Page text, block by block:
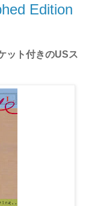
Edition
ット付きのUSス